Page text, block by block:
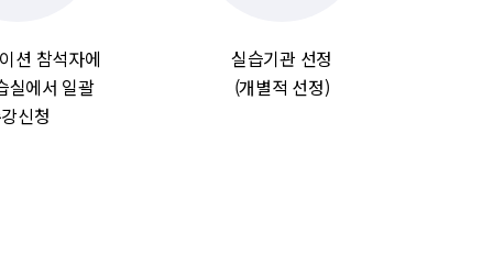
션 참석자에
실에서 일괄
신청
실습기관 선정
(개별적 선정)